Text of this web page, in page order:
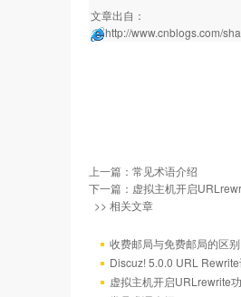
文章出自：
http://www.cnblogs.com/
上一篇： 常见术语介绍
下一篇： 虚拟主机开启
>> 相关文章
收费邮局与免费邮局的区别
Discuz! 5.0.0 URL
虚拟主机开启URLrewrite